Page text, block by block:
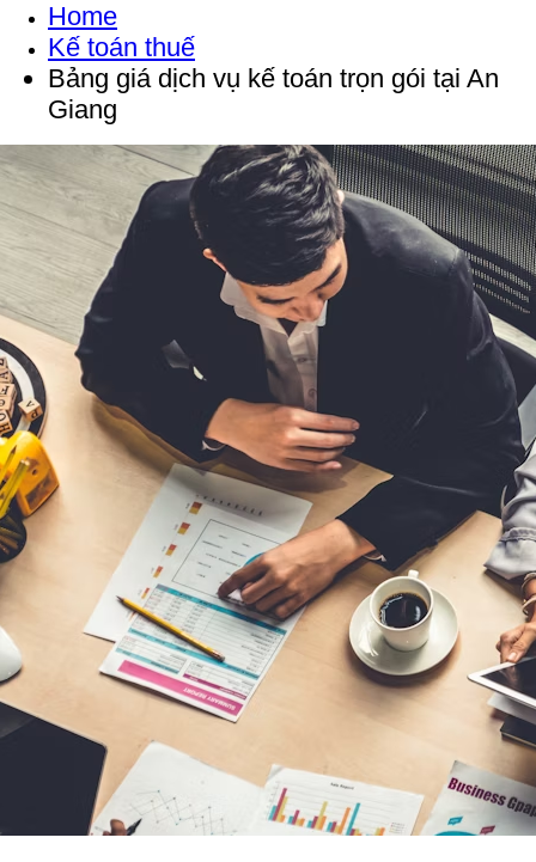
Home
Kế toán thuế
Bảng giá dịch vụ kế toán trọn gói tại An
Giang